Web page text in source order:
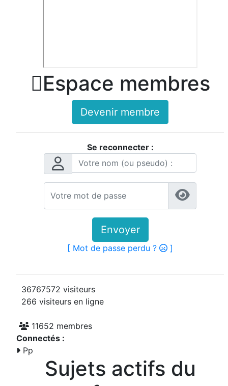
Espace membres
Devenir membre
Se reconnecter :
Envoyer
[ Mot de passe perdu ? ]
36767572 visiteurs
266 visiteurs en ligne
11652 membres
Connectés :
Pp
Sujets actifs du